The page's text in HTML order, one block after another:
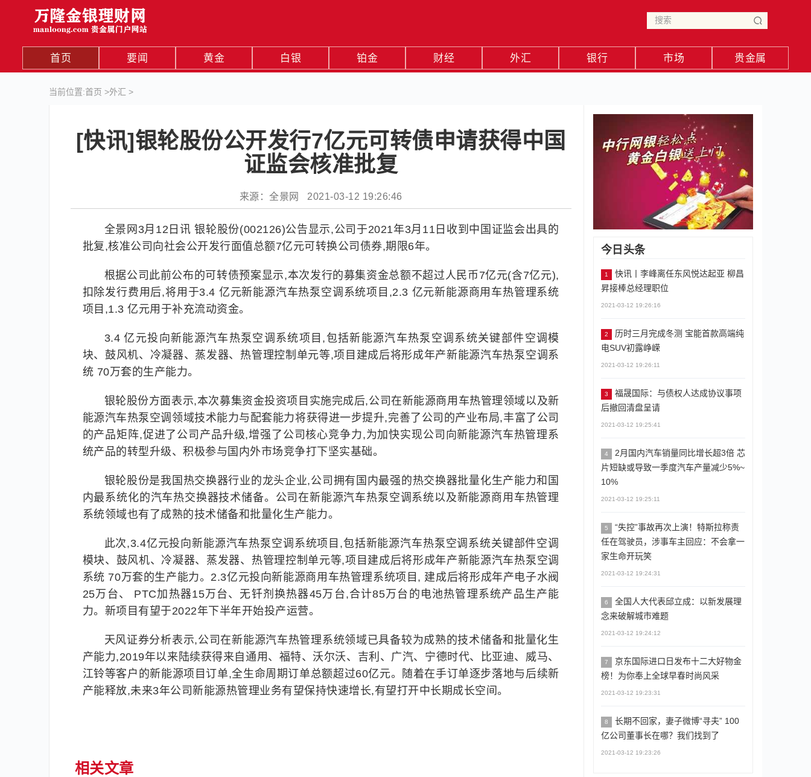
首页 要闻 黄金 白银 铂金 财经 外汇 银行 市场 贵金属
当前位置:首页 >外汇 >
[快讯]银轮股份公开发行7亿元可转债申请获得中国
证监会核准批复
来源：全景网 2021-03-12 19:26:46
全景网3月12日讯 银轮股份(002126)公告显示,公司于2021年3月11日收到中国证监会出具的
批复,核准公司向社会公开发行面值总额7亿元可转换公司债券,期限6年。
根据公司此前公布的可转债预案显示,本次发行的募集资金总额不超过人民币7亿元(含7亿元),
扣除发行费用后,将用于3.4 亿元新能源汽车热泵空调系统项目,2.3 亿元新能源商用车热管理系统
项目,1.3 亿元用于补充流动资金。
3.4 亿元投向新能源汽车热泵空调系统项目,包括新能源汽车热泵空调系统关键部件空调模
块、鼓风机、冷凝器、蒸发器、热管理控制单元等,项目建成后将形成年产新能源汽车热泵空调系
统 70万套的生产能力。
银轮股份方面表示,本次募集资金投资项目实施完成后,公司在新能源商用车热管理领域以及新
能源汽车热泵空调领域技术能力与配套能力将获得进一步提升,完善了公司的产业布局,丰富了公司
的产品矩阵,促进了公司产品升级,增强了公司核心竞争力,为加快实现公司向新能源汽车热管理系
统产品的转型升级、积极参与国内外市场竞争打下坚实基础。
银轮股份是我国热交换器行业的龙头企业,公司拥有国内最强的热交换器批量化生产能力和国
内最系统化的汽车热交换器技术储备。公司在新能源汽车热泵空调系统以及新能源商用车热管理
系统领域也有了成熟的技术储备和批量化生产能力。
此次,3.4亿元投向新能源汽车热泵空调系统项目,包括新能源汽车热泵空调系统关键部件空调
模块、鼓风机、冷凝器、蒸发器、热管理控制单元等,项目建成后将形成年产新能源汽车热泵空调
系统 70万套的生产能力。2.3亿元投向新能源商用车热管理系统项目, 建成后将形成年产电子水阀
25万台、 PTC加热器15万台、无钎剂换热器45万台,合计85万台的电池热管理系统产品生产能
力。新项目有望于2022年下半年开始投产运营。
天风证券分析表示,公司在新能源汽车热管理系统领域已具备较为成熟的技术储备和批量化生
产能力,2019年以来陆续获得来自通用、福特、沃尔沃、吉利、广汽、宁德时代、比亚迪、威马、
江铃等客户的新能源项目订单,全生命周期订单总额超过60亿元。随着在手订单逐步落地与后续新
产能释放,未来3年公司新能源热管理业务有望保持快速增长,有望打开中长期成长空间。
相关文章
今日头条
1
快讯丨李峰离任东风悦达起亚 柳昌
昇接棒总经理职位
2021-03-12 19:26:16
2
历时三月完成冬测 宝能首款高端纯
电SUV初露峥嵘
2021-03-12 19:26:11
3
福晟国际：与债权人达成协议事项
后撤回清盘呈请
2021-03-12 19:25:41
4
2月国内汽车销量同比增长超3倍 芯
片短缺或导致一季度汽车产量减少5%~
10%
2021-03-12 19:25:11
5
“失控”事故再次上演！特斯拉称责
任在驾驶员，涉事车主回应：不会拿一
家生命开玩笑
2021-03-12 19:24:31
6
全国人大代表邱立成：以新发展理
念来破解城市难题
2021-03-12 19:24:12
7
京东国际进口日发布十二大好物金
榜！为你奉上全球早春时尚风采
2021-03-12 19:23:31
8
长期不回家，妻子微博“寻夫” 100
亿公司董事长在哪？我们找到了
2021-03-12 19:23:26